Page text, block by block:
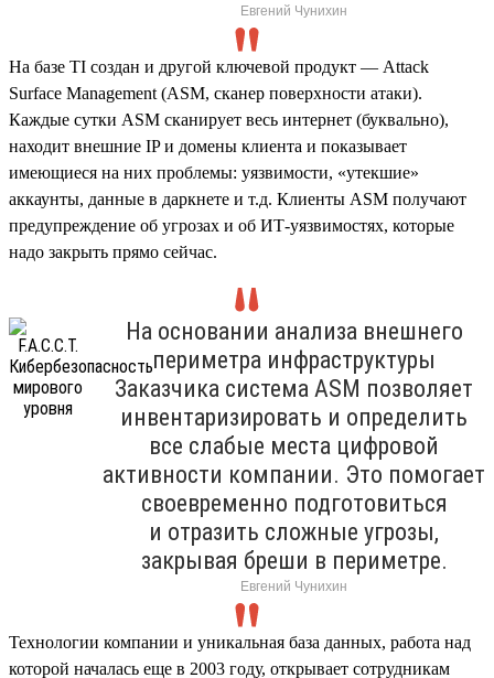
Евгений Чунихин
На базе TI создан и другой ключевой продукт — Attack
Surface Management (ASM, сканер поверхности атаки).
Каждые сутки ASM сканирует весь интернет (буквально),
находит внешние IP и домены клиента и показывает
имеющиеся на них проблемы: уязвимости, «утекшие»
аккаунты, данные в даркнете и т.д. Клиенты ASM получают
предупреждение об угрозах и об ИТ-уязвимостях, которые
надо закрыть прямо сейчас.
На основании анализа внешнего
периметра инфраструктуры
Заказчика система ASM позволяет
инвентаризировать и определить
все слабые места цифровой
активности компании. Это помогает
своевременно подготовиться
и отразить сложные угрозы,
закрывая бреши в периметре.
Евгений Чунихин
Технологии компании и уникальная база данных, работа над
которой началась еще в 2003 году, открывает сотрудникам